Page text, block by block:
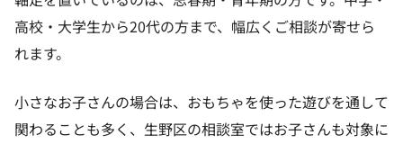
高校・大学生から20代の方まで、幅広くご相談が寄せら
れます。
小さなお子さんの場合は、おもちゃを使った遊びを通して
関わることも多く、生野区の相談室ではお子さんも対象に